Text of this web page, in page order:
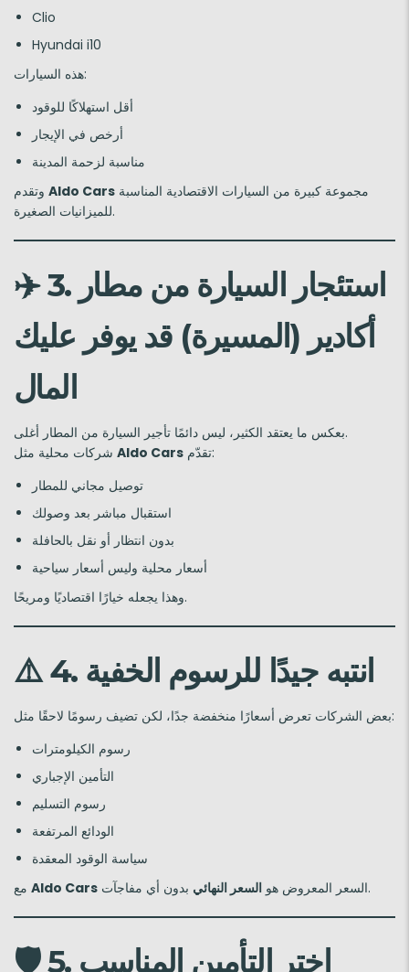
Clio
Hyundai i10
هذه السيارات:
أقل استهلاكًا للوقود
أرخص في الإيجار
مناسبة لزحمة المدينة
Aldo Cars
للميزانيات الصغيرة.
✈️3. استئجار السيارة من مطار
أكادير (المسيرة) قد يوفر عليك
المال
بعكس ما يعتقد الكثير، ليس دائمًا تأجير السيارة من المطار أغلى.
Aldo Cars
تقدّم:
توصيل مجاني للمطار
استقبال مباشر بعد وصولك
بدون انتظار أو نقل بالحافلة
أسعار محلية وليس أسعار سياحية
وهذا يجعله خيارًا اقتصاديًا ومريحًا.
⚠️ 4. انتبه جيدًا للرسوم الخفية
بعض الشركات تعرض أسعارًا منخفضة جدًا، لكن تضيف رسومًا لاحقًا مثل:
رسوم الكيلومترات
التأمين الإجباري
رسوم التسليم
الودائع المرتفعة
سياسة الوقود المعقدة
Aldo Cars السعر المعروض هو السعر النهائي بدون أي مفاجآت.
🛡️5. اختر التأمين المناسب